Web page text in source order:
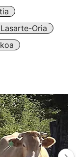
Lasarte-Oria